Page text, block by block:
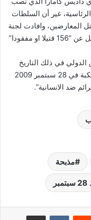
غير أن السلطات
المعارضين، وافادت لجنة
تحقيق للامم المتحدة عن سقوط ما لا يقل عن “156 قتيلا او مفقودا”
في ذلك التاريخ
“من المعقول استخلاص ان الجرائم المرتكبة في 28 سبتمبر 2009
ضد الانسانية”.
مذبحة